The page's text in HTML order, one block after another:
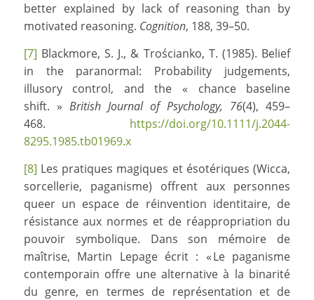
better explained by lack of reasoning than by
motivated reasoning. Cognition, 188, 39–50.
[7] Blackmore, S. J., & Trościanko, T. (1985). Belief
in the paranormal: Probability judgements,
illusory control, and the « chance baseline
shift. » British Journal of Psychology, 76(4), 459–
468. https://doi.org/10.1111/j.2044-
8295.1985.tb01969.x
[8] Les pratiques magiques et ésotériques (Wicca,
sorcellerie, paganisme) offrent aux personnes
queer un espace de réinvention identitaire, de
résistance aux normes et de réappropriation du
pouvoir symbolique. Dans son mémoire de
maîtrise, Martin Lepage écrit : « Le paganisme
contemporain offre une alternative à la binarité
du genre, en termes de représentation et de